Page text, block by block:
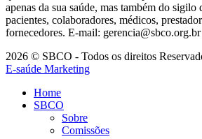
apenas da sua saúde, mas também do sigilo
pacientes, colaboradores, médicos,
fornecedores. E-mail: gerencia@sbco.org.br
2026 © SBCO - Todos os direitos
E-saúde Marketing
Home
SBCO
Sobre
Comissões